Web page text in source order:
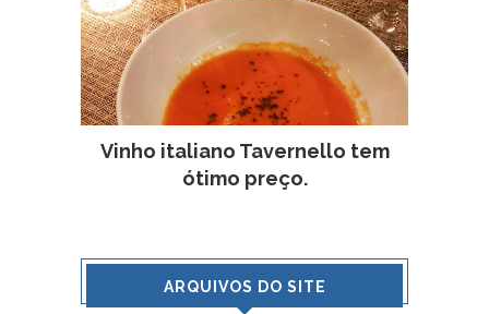
Vinho italiano Tavernello tem
ótimo preço.
ARQUIVOS DO SITE